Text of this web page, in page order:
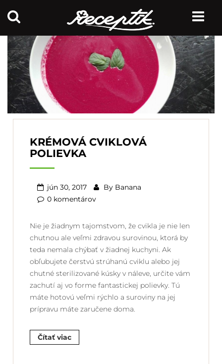
KRÉMOVÁ CVIKLOVÁ
POLIEVKA
jún 30, 2017 By Banana
0 komentárov
Nie je žiadnym tajomstvom, že cvikla je nie len
chutnou ale veľmi zdravou surovinou, ktorá by
teda nemala chýbať v žiadnej kuchyni. Ak
obľubujete čerstvú strúhanú cviklu alebo jej
chutné sterilizované kúsky v náleve, určite vám
zachutí aj vo forme fantastickej polievky. Tú
máte hotovú veľmi rýchlo a suroviny na jej
prípravu máte zaručene doma.
Čítať viac